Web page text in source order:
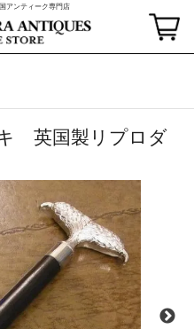
アンティーク専門店
英国製リプロダ